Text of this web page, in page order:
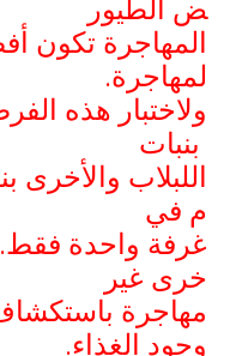
ض الطيور
المهاجرة تكون
لمهاجرة.
ولاختبار هذه
بنبات
اللبلاب
م في
غرفة واحدة
خرى غير
مهاجرة
وجود الغذاء.